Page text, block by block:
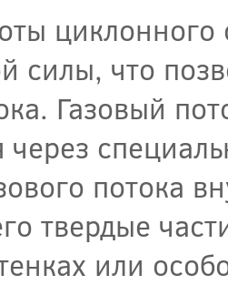
силы, что
Газовый
через
потока
твердые
или